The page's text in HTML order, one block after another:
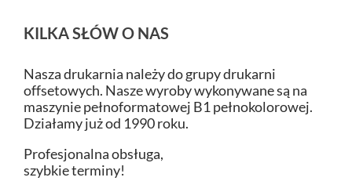
KILKA SŁÓW O NAS
Nasza drukarnia należy do grupy drukarni
offsetowych. Nasze wyroby wykonywane są na
maszynie pełnoformatowej B1 pełnokolorowej.
Działamy już od 1990 roku.
Profesjonalna obsługa,
szybkie terminy!